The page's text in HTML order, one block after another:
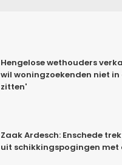
Hengelose wethouders
wil woningzoekenden niet in
zitten'
Zaak Ardesch: Enschede
uit schikkingspogingen met